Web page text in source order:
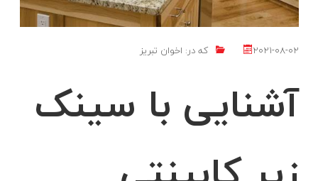
2021-08-02 که در: اخوان تبریز
آشنایی با سینک